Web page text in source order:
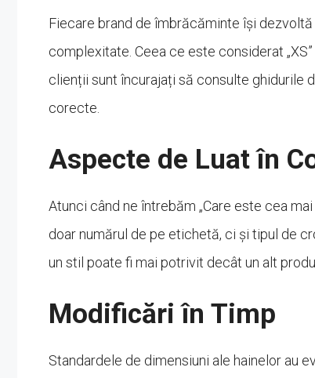
Fiecare brand de îmbrăcăminte își
complexitate. Ceea ce este considerat
clienții sunt încurajați să consulte ghidurile
corecte.
Aspecte de Luat în
Atunci când ne întrebăm „Care este cea
doar numărul de pe etichetă, ci și tipul de
un stil poate fi mai potrivit decât un alt
Modificări în Timp
Standardele de dimensiuni ale hainelor au